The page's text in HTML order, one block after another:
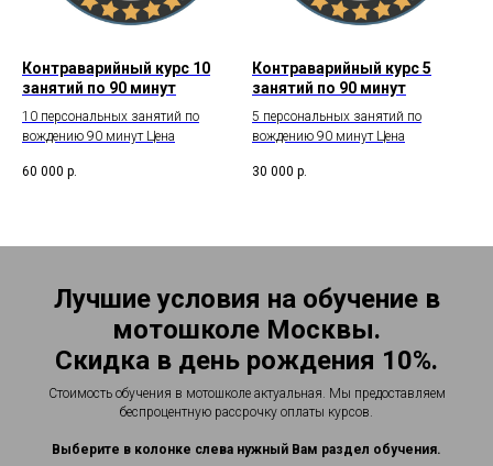
Контраварийный курс 10
занятий по 90 минут
10 персональных занятий по
вождению 90 минут Цена
60 000 р.
Контраварийный курс 5
занятий по 90 минут
5 персональных занятий по
вождению 90 минут Цена
30 000 р.
Лучшие условия на обучение в
мотошколе Москвы.
Скидка в день рождения 10%.
Стоимость обучения в мотошколе актуальная. Мы предоставляем
беспроцентную рассрочку оплаты курсов.
Выберите в колонке слева нужный Вам раздел обучения.